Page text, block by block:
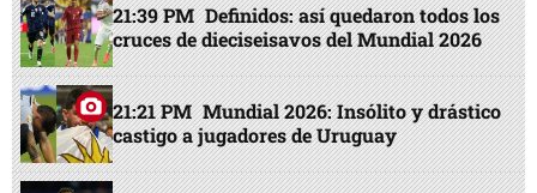
21:39 PM Definidos: así quedaron todos los
cruces de dieciseisavos del Mundial 2026
21:21 PM Mundial 2026: Insólito y drástico
castigo a jugadores de Uruguay